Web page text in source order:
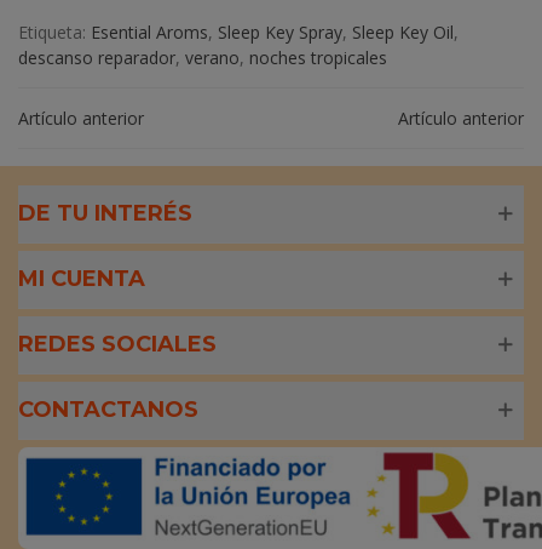
Etiqueta: Esential Aroms, Sleep Key Spray, Sleep Key Oil,
descanso reparador, verano, noches tropicales
Artículo anterior Artículo anterior
DE TU INTERÉS
MI CUENTA
REDES SOCIALES
CONTACTANOS